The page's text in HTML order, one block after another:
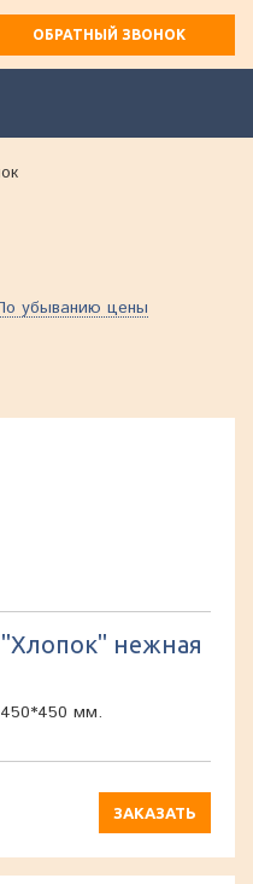
ОБРАТНЫЙ ЗВОНОК
убыванию цены
нежная
450*450 мм.
ЗАКАЗАТЬ